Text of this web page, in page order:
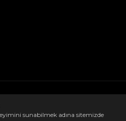
sunabilmek adına sitemizde